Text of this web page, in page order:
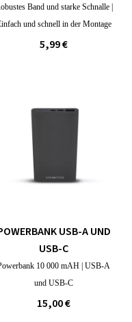
Band und starke Schnalle |
und schnell in der Montage
5,99 €
USB-A UND
USB-C
10 000 mAH | USB-A
und USB-C
15,00 €